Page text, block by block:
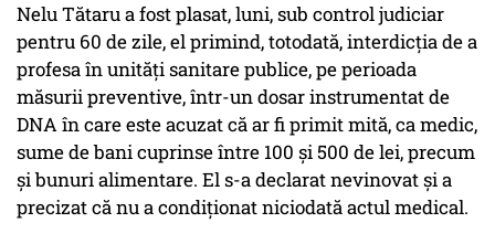
Nelu Tătaru a fost plasat, luni, sub control judiciar
pentru 60 de zile, el primind, totodată, interdicţia de a
profesa în unităţi sanitare publice, pe perioada
măsurii preventive, într-un dosar instrumentat de
DNA în care este acuzat că ar fi primit mită, ca medic,
sume de bani cuprinse între 100 şi 500 de lei, precum
şi bunuri alimentare. El s-a declarat nevinovat şi a
precizat că nu a condiţionat niciodată actul medical.